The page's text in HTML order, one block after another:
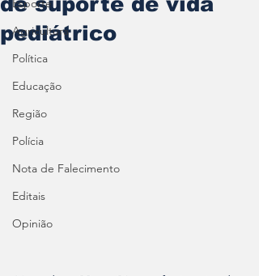
Esporte
Agricultura
Política
Educação
Região
Polícia
Nota de Falecimento
Editais
Opinião
pediátrico